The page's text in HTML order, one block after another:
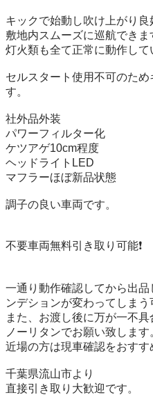
キックで始動し吹け上がり良
敷地内スムーズに巡航できま
灯火類も全て正常に動作して
セルスタート使用不可のた
す。
社外品外装
パワーフィルター化
ケツアゲ10cm程度
ヘッドライトLED
マフラーほぼ新品状態
調子の良い車両です。
不要車両無料引き取り可能❗️
一通り動作確認してから出
ンデションが変わってしまう
また、お渡し後に万が一不
ノーリタンでお願い致します
近場の方は現車確認をおすす
千葉県流山市より
直接引き取り大歓迎です。